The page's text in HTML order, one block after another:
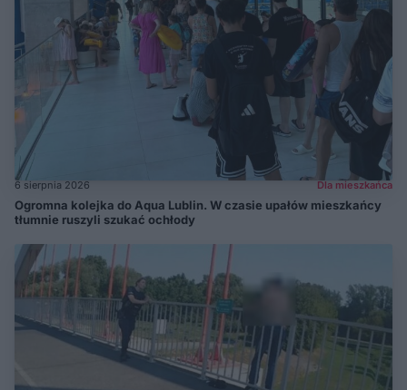
6 sierpnia 2026 Dla mieszkańca
Ogromna kolejka do Aqua Lublin. W czasie upałów mieszkańcy
tłumnie ruszyli szukać ochłody